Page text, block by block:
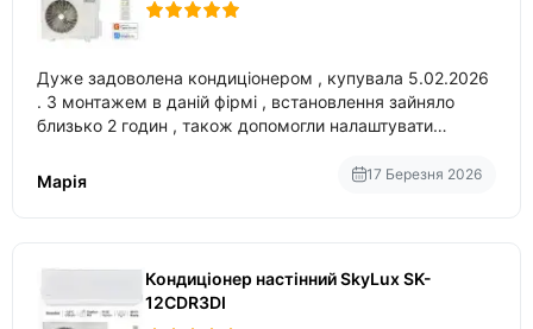
Дуже задоволена кондиціонером , купувала 5.02.2026
. З монтажем в даній фірмі , встановлення зайняло
близько 2 годин , також допомогли налаштувати
Марія
17 Березня 2026
Кондиціонер настінний SkyLux SK-
12CDR3DI